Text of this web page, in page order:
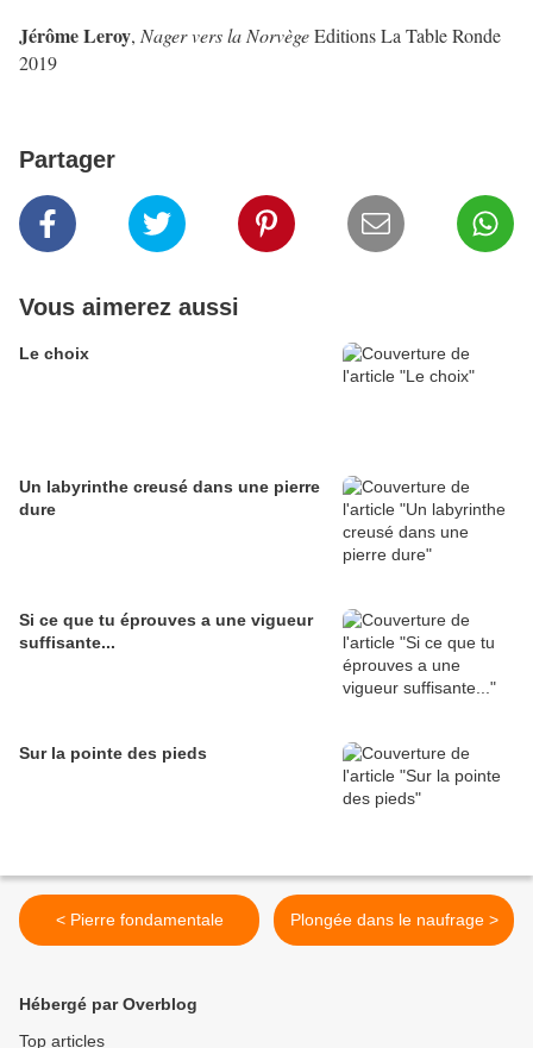
Jérôme Leroy, Nager vers la NorvègeEditions La Table Ronde
2019
Partager
Vous aimerez aussi
Le choix
Un labyrinthe creusé dans une pierre
dure
Si ce que tu éprouves a une vigueur
suffisante...
Sur la pointe des pieds
< Pierre fondamentale Plongée dans le naufrage >
Hébergé par Overblog
Top articles